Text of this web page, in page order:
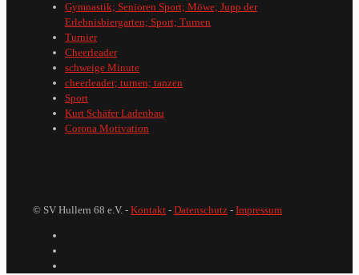
Gymnastik; Senioren Sport; Möwe; Jupp der
Erlebnisbiergarten; Sport; Turnen
Turnier
Cheerleader
schweige Minute
cheerleader; turnen; tanzen
Sport
Kurt Schäfer Ladenbau
Corona Motivation
© SV Hullern 68 e.V. - Kontakt - Datenschutz - Impressum